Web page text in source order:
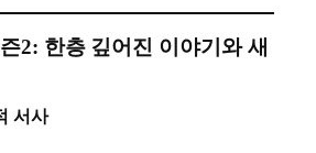
2: 한층 깊어진 이야기와 새
서사